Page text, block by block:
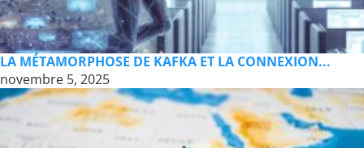
LA MÉTAMORPHOSE DE KAFKA ET LA CONNEXION...
novembre 5, 2025